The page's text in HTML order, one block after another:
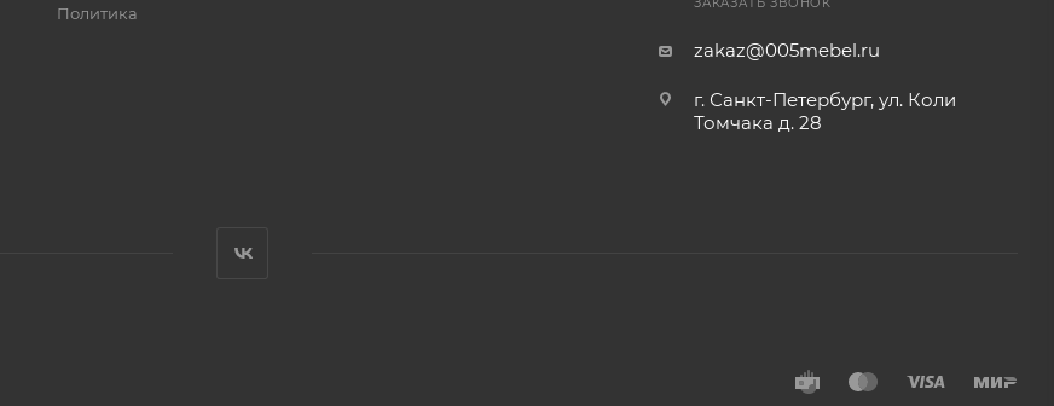
Политика
zakaz@005mebel.ru
г. Санкт-Петербург, ул. Коли
Томчака д. 28